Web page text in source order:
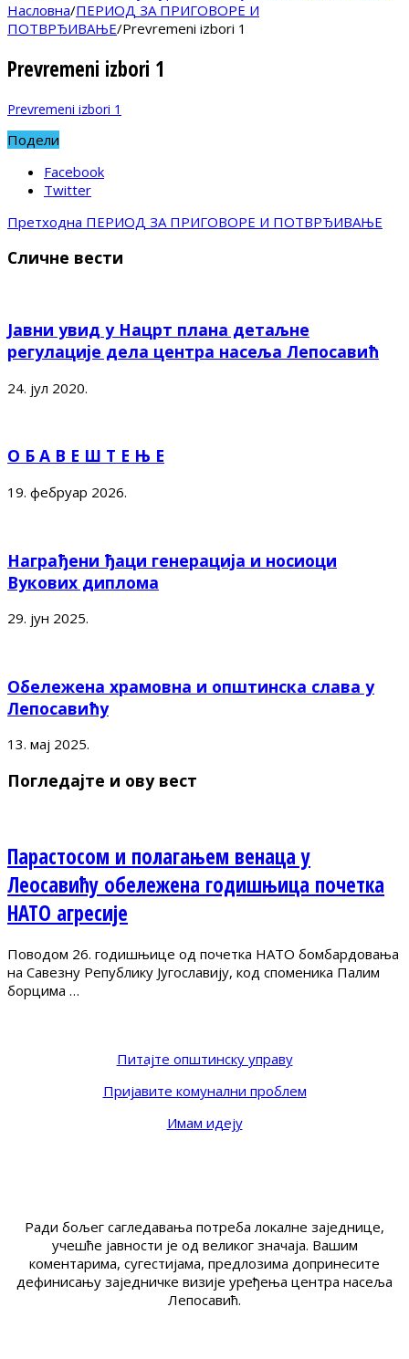
Насловна/ПЕРИОД ЗА ПРИГОВОРЕ И
ПОТВРЂИВАЊЕ/Prevremeni izbori 1
Prevremeni izbori 1
Prevremeni izbori 1
Подели
Facebook
Twitter
Претходна ПЕРИОД ЗА ПРИГОВОРЕ И ПОТВРЂИВАЊЕ
Сличне вести
Јавни увид у Нацрт плана детаљне
регулације дела центра насеља Лепосавић
24. јул 2020.
О Б А В Е Ш Т Е Њ Е
19. фебруар 2026.
Награђени ђаци генерација и носиоци
Вукових диплома
29. јун 2025.
Обележена храмовна и општинска слава у
Лепосавићу
13. мај 2025.
Погледајте и ову вест
Парастосом и полагањем венаца у
Леосавићу обележена годишњица почетка
НАТО агресије
Поводом 26. годишњице од почетка НАТО бомбардовања
на Савезну Републику Југославију, код споменика Палим
борцима …
Питајте општинску управу
Пријавите комунални проблем
Имам идеју
Ради бољег сагледавања потреба локалне заједнице,
учешће јавности је од великог значаја. Вашим
коментарима, сугестијама, предлозима допринесите
дефинисању заједничке визије уређења центра насеља
Лепосавић.